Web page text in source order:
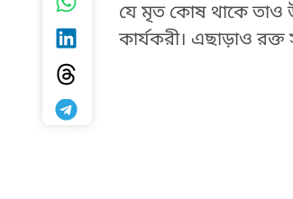
যে মৃত কোষ থাকে তাও
কার্যকরী। এছাড়াও